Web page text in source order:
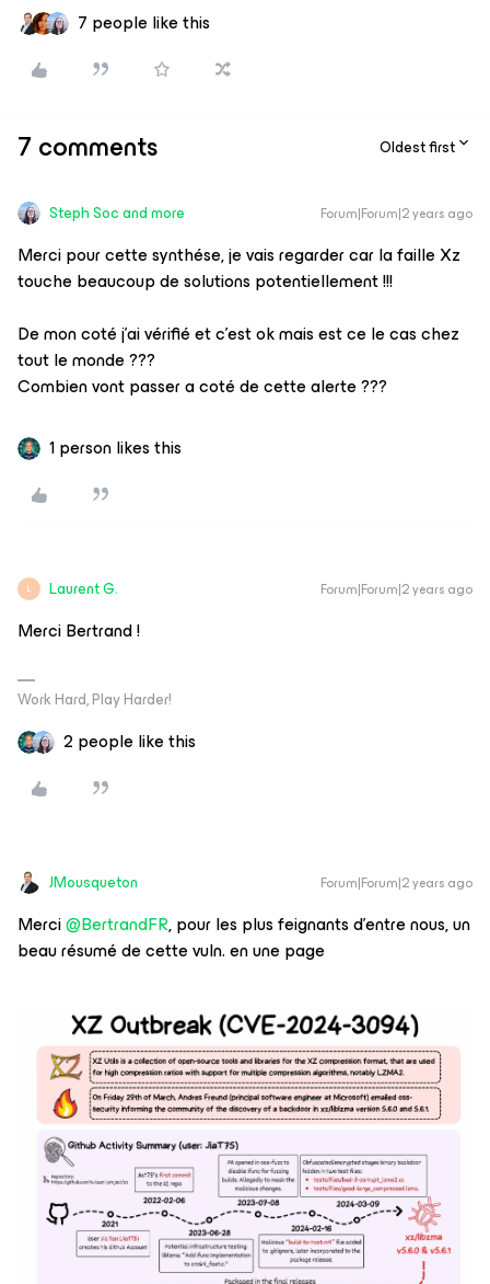
7 people like this
7 comments Oldest first
Steph Soc and more Forum|Forum|2 years ago
Merci pour cette synthése, je vais regarder car la faille Xz
touche beaucoup de solutions potentiellement !!!
De mon coté j’ai vérifié et c’est ok mais est ce le cas chez
tout le monde ???
Combien vont passer a coté de cette alerte ???
1 person likes this
L Laurent G. Forum|Forum|2 years ago
Merci Bertrand !
Work Hard, Play Harder!
2 people like this
JMousqueton Forum|Forum|2 years ago
Merci@BertrandFR, pour les plus feignants d’entre nous, un
beau résumé de cette vuln. en une page